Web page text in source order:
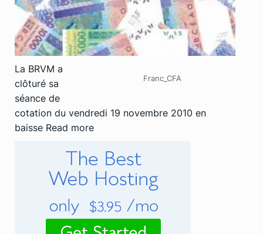
Franc_CFA
La BRVM a
clôturé sa
séance de
cotation du vendredi 19 novembre 2010 en
baisse Read more